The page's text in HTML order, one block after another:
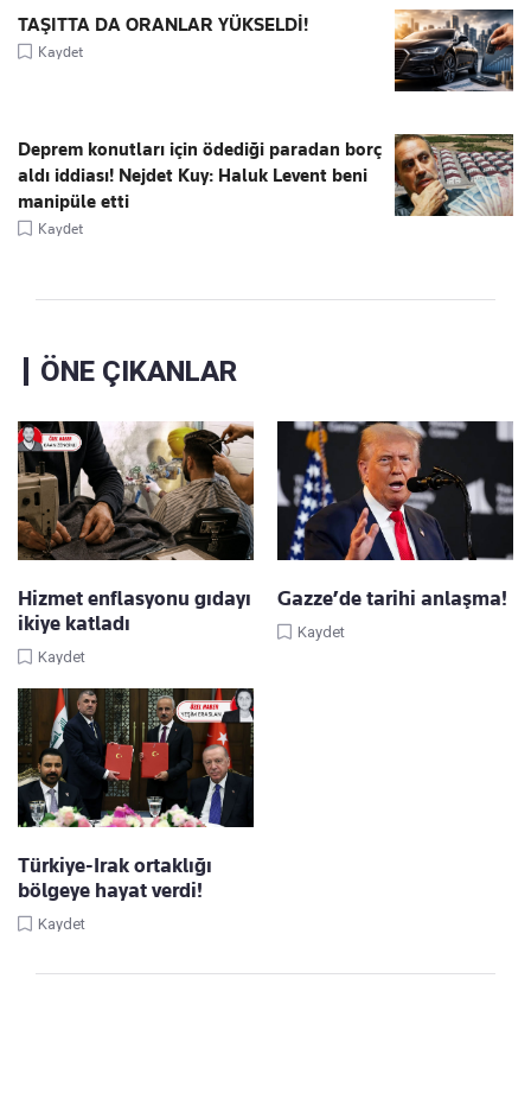
TAŞITTA DA ORANLAR YÜKSELDİ!
Kaydet
Deprem konutları için ödediği paradan borç
aldı iddiası! Nejdet Kuy: Haluk Levent beni
manipüle etti
Kaydet
ÖNE ÇIKANLAR
Hizmet enflasyonu gıdayı
ikiye katladı
Kaydet
Gazze’de tarihi anlaşma!
Kaydet
Türkiye-Irak ortaklığı
bölgeye hayat verdi!
Kaydet